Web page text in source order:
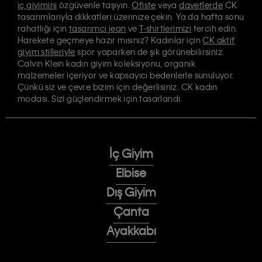
iç giyimini özgüvenle taşıyın.Ofiste veyadavetlerde CK
tasarımlarıyla dikkatleri üzerinize çekin. Ya da hafta sonu
rahatlığı içintasarımcı jean veT-shirtlerimizi tercih edin.
Harekete geçmeye hazır mısınız? Kadınlar içinCK aktif
giyim stilleriyle spor yaparken de şık görünebilirsiniz.
Calvin Klein kadın giyim koleksiyonu, organik
malzemeler içeriyor ve kapsayıcı bedenlerle sunuluyor.
Çünkü siz ve çevre bizim için değerlisiniz. CK kadın
modası. Sizi güçlendirmek için tasarlandı.
İç Giyim
Elbise
Dış Giyim
Çanta
Ayakkabı